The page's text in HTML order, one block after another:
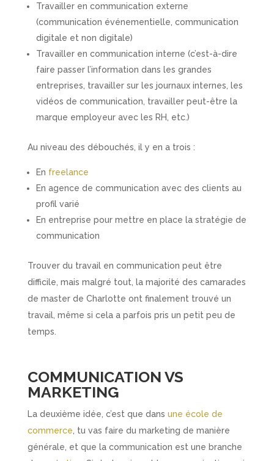
Travailler en communication externe
(communication événementielle, communication
digitale et non digitale)
Travailler en communication interne (c’est-à-dire
faire passer l’information dans les grandes
entreprises, travailler sur les journaux internes, les
vidéos de communication, travailler peut-être la
marque employeur avec les RH, etc.)
Au niveau des débouchés, il y en a trois :
En freelance
En agence de communication avec des clients au
profil varié
En entreprise pour mettre en place la stratégie de
communication
Trouver du travail en communication peut être
difficile, mais malgré tout, la majorité des camarades
de master de Charlotte ont finalement trouvé un
travail, même si cela a parfois pris un petit peu de
temps.
COMMUNICATION VS
MARKETING
La deuxième idée, c’est que dans une école de
commerce , tu vas faire du marketing de manière
générale, et que la communication est une branche